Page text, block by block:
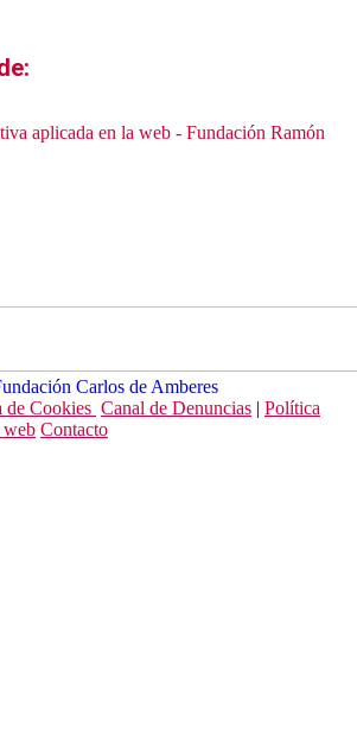
Carlos de Amberes
de Cookies Canal de Denuncias | Política
web Contacto